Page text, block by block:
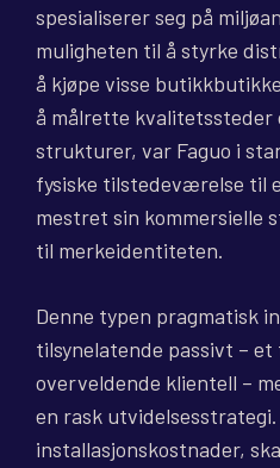
spesialiserer seg på
muligheten til å styrke
å kjøpe visse
å målrette kvalitetssteder
strukturer, var Faguo i
fysiske tilstedeværelse til
mestret sin kommersielle
til merkeidentiteten.
Denne typen pragmatisk
tilsynelatende passivt –
overveldende klientell –
en rask
installasjonskostnader,